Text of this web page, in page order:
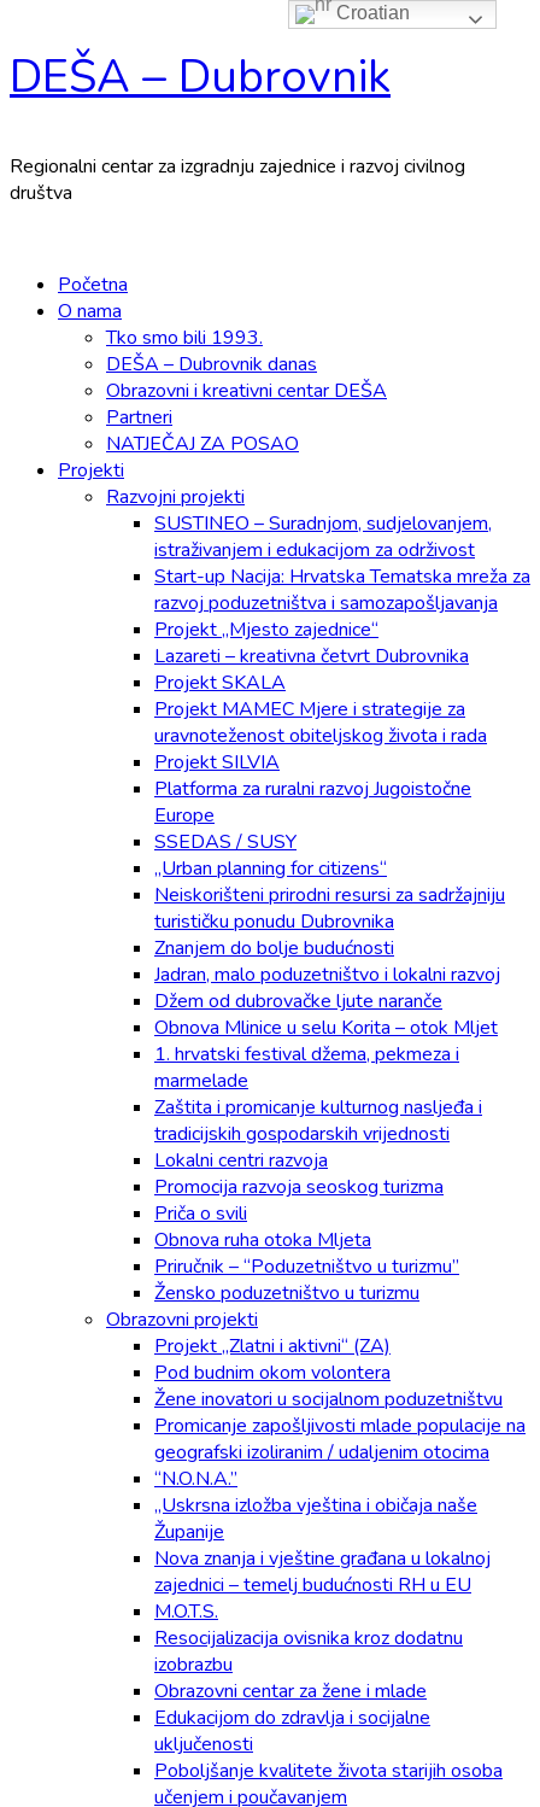
Skip
to
DEŠA – Dubrovnik
Regionalni centar za izgradnju zajednice i razvoj civilnog
društva
Menu Početna
O nama
Tko smo bili 1993.
DEŠA – Dubrovnik danas
Obrazovni i kreativni centar DEŠA
Partneri
NATJEČAJ ZA POSAO
Projekti
Razvojni projekti
SUSTINEO – Suradnjom, sudjelovanjem,
istraživanjem i edukacijom za održivost
Start-up Nacija: Hrvatska Tematska mreža za
razvoj poduzetništva i samozapošljavanja
Projekt „Mjesto zajednice“
Lazareti – kreativna četvrt Dubrovnika
Projekt SKALA
Projekt MAMEC Mjere i strategije za
uravnoteženost obiteljskog života i rada
Projekt SILVIA
Platforma za ruralni razvoj Jugoistočne
Europe
SSEDAS / SUSY
„Urban planning for citizens“
Neiskorišteni prirodni resursi za sadržajniju
turističku ponudu Dubrovnika
Znanjem do bolje budućnosti
Jadran, malo poduzetništvo i lokalni razvoj
Džem od dubrovačke ljute naranče
Obnova Mlinice u selu Korita – otok Mljet
1. hrvatski festival džema, pekmeza i
marmelade
Zaštita i promicanje kulturnog nasljeđa i
tradicijskih gospodarskih vrijednosti
Lokalni centri razvoja
Promocija razvoja seoskog turizma
Priča o svili
Obnova ruha otoka Mljeta
Priručnik – “Poduzetništvo u turizmu”
Žensko poduzetništvo u turizmu
Obrazovni projekti
Projekt „Zlatni i aktivni“ (ZA)
Pod budnim okom volontera
Žene inovatori u socijalnom poduzetništvu
Promicanje zapošljivosti mlade populacije na
geografski izoliranim / udaljenim otocima
“N.O.N.A.”
„Uskrsna izložba vještina i običaja naše
Županije
Nova znanja i vještine građana u lokalnoj
zajednici – temelj budućnosti RH u EU
M.O.T.S.
Resocijalizacija ovisnika kroz dodatnu
izobrazbu
Obrazovni centar za žene i mlade
Edukacijom do zdravlja i socijalne
uključenosti
Poboljšanje kvalitete života starijih osoba
učenjem i poučavanjem
Croatian